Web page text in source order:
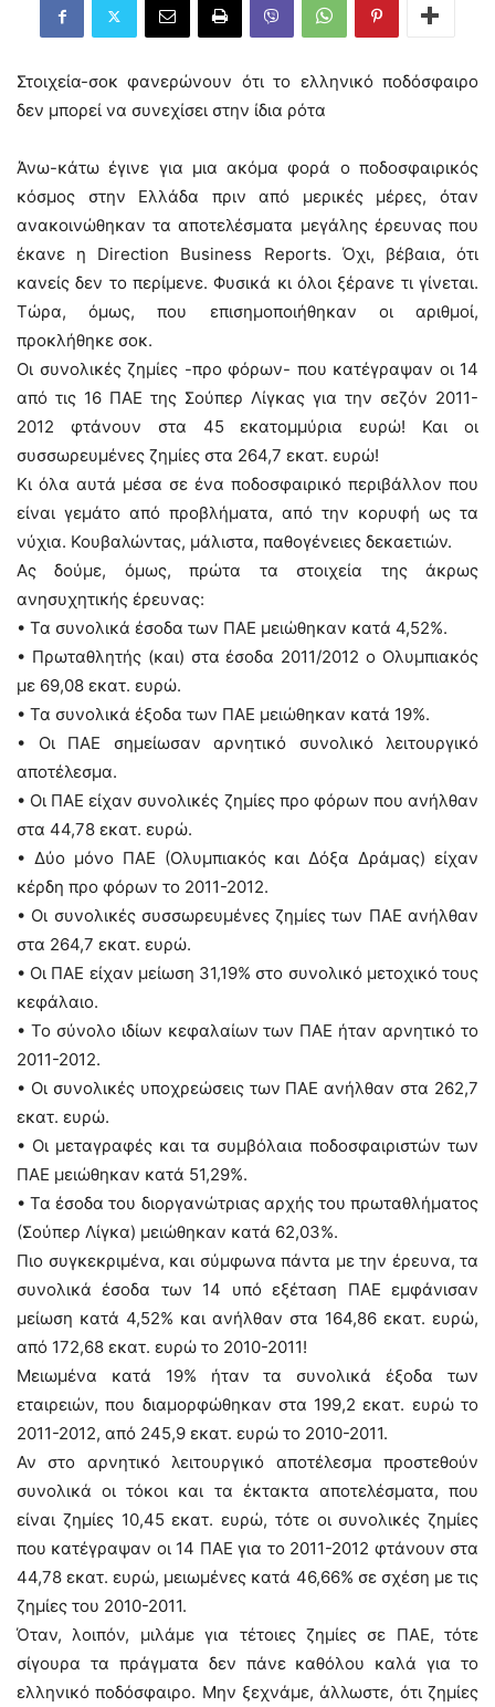
Στοιχεία-σοκ φανερώνουν ότι το ελληνικό ποδόσφαιρο
δεν μπορεί να συνεχίσει στην ίδια ρότα
Άνω-κάτω έγινε για μια ακόμα φορά ο ποδοσφαιρικός
κόσμος στην Ελλάδα πριν από μερικές μέρες, όταν
ανακοινώθηκαν τα αποτελέσματα μεγάλης έρευνας που
έκανε η Direction Business Reports. Όχι, βέβαια, ότι
κανείς δεν το περίμενε. Φυσικά κι όλοι ξέρανε τι γίνεται.
Τώρα, όμως, που επισημοποιήθηκαν οι αριθμοί,
προκλήθηκε σοκ.
Οι συνολικές ζημίες -προ φόρων- που κατέγραψαν οι 14
από τις 16 ΠΑΕ της Σούπερ Λίγκας για την σεζόν 2011-
2012 φτάνουν στα 45 εκατομμύρια ευρώ! Και οι
συσσωρευμένες ζημίες στα 264,7 εκατ. ευρώ!
Κι όλα αυτά μέσα σε ένα ποδοσφαιρικό περιβάλλον που
είναι γεμάτο από προβλήματα, από την κορυφή ως τα
νύχια. Κουβαλώντας, μάλιστα, παθογένειες δεκαετιών.
Ας δούμε, όμως, πρώτα τα στοιχεία της άκρως
ανησυχητικής έρευνας:
• Τα συνολικά έσοδα των ΠΑΕ μειώθηκαν κατά 4,52%.
• Πρωταθλητής (και) στα έσοδα 2011/2012 ο Ολυμπιακός
με 69,08 εκατ. ευρώ.
• Τα συνολικά έξοδα των ΠΑΕ μειώθηκαν κατά 19%.
• Οι ΠΑΕ σημείωσαν αρνητικό συνολικό λειτουργικό
αποτέλεσμα.
• Οι ΠΑΕ είχαν συνολικές ζημίες προ φόρων που ανήλθαν
στα 44,78 εκατ. ευρώ.
• Δύο μόνο ΠΑΕ (Ολυμπιακός και Δόξα Δράμας) είχαν
κέρδη προ φόρων το 2011-2012.
• Οι συνολικές συσσωρευμένες ζημίες των ΠΑΕ ανήλθαν
στα 264,7 εκατ. ευρώ.
• Οι ΠΑΕ είχαν μείωση 31,19% στο συνολικό μετοχικό τους
κεφάλαιο.
• Το σύνολο ιδίων κεφαλαίων των ΠΑΕ ήταν αρνητικό το
2011-2012.
• Οι συνολικές υποχρεώσεις των ΠΑΕ ανήλθαν στα 262,7
εκατ. ευρώ.
• Οι μεταγραφές και τα συμβόλαια ποδοσφαιριστών των
ΠΑΕ μειώθηκαν κατά 51,29%.
• Τα έσοδα του διοργανώτριας αρχής του πρωταθλήματος
(Σούπερ Λίγκα) μειώθηκαν κατά 62,03%.
Πιο συγκεκριμένα, και σύμφωνα πάντα με την έρευνα, τα
συνολικά έσοδα των 14 υπό εξέταση ΠΑΕ εμφάνισαν
μείωση κατά 4,52% και ανήλθαν στα 164,86 εκατ. ευρώ,
από 172,68 εκατ. ευρώ το 2010-2011!
Μειωμένα κατά 19% ήταν τα συνολικά έξοδα των
εταιρειών, που διαμορφώθηκαν στα 199,2 εκατ. ευρώ το
2011-2012, από 245,9 εκατ. ευρώ το 2010-2011.
Αν στο αρνητικό λειτουργικό αποτέλεσμα προστεθούν
συνολικά οι τόκοι και τα έκτακτα αποτελέσματα, που
είναι ζημίες 10,45 εκατ. ευρώ, τότε οι συνολικές ζημίες
που κατέγραψαν οι 14 ΠΑΕ για το 2011-2012 φτάνουν στα
44,78 εκατ. ευρώ, μειωμένες κατά 46,66% σε σχέση με τις
ζημίες του 2010-2011.
Όταν, λοιπόν, μιλάμε για τέτοιες ζημίες σε ΠΑΕ, τότε
σίγουρα τα πράγματα δεν πάνε καθόλου καλά για το
ελληνικό ποδόσφαιρο. Μην ξεχνάμε, άλλωστε, ότι ζημίες